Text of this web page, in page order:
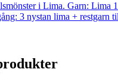
i Lima. Garn: Lima
3 nystan lima + restgarn